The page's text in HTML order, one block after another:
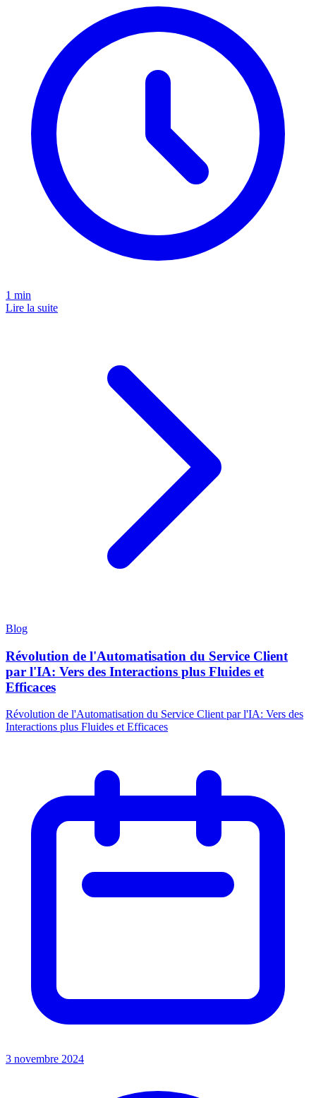
1 min
Lire la suite
Blog
Révolution de l'Automatisation du Service Client
par l'IA: Vers des Interactions plus Fluides et
Efficaces
Révolution de l'Automatisation du Service Client par l'IA: Vers des
Interactions plus Fluides et Efficaces
3 novembre 2024